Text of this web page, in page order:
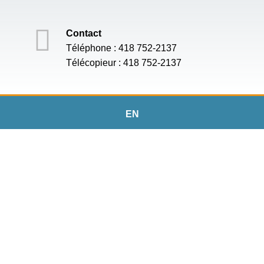
Contact
Téléphone : 418 752-2137
Télécopieur : 418 752-2137
EN